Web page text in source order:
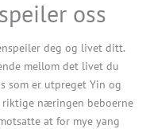
oss
deg og livet ditt.
mellom det livet du
som er utpreget Yin og
næringen beboerne
at for mye yang